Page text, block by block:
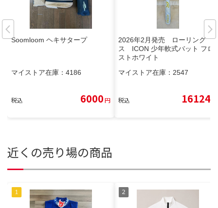
Soomloom ヘキサタープ
マイストア在庫： 4186
税込 6000円
2026年2月発売 ローリング
ス ICON 少年軟式バット フロ
ストホワイト
マイストア在庫： 2547
税込 16124
近くの売り場の商品